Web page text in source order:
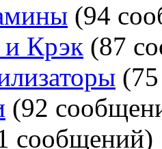
(94
Крэк (87
(92
сообщений)